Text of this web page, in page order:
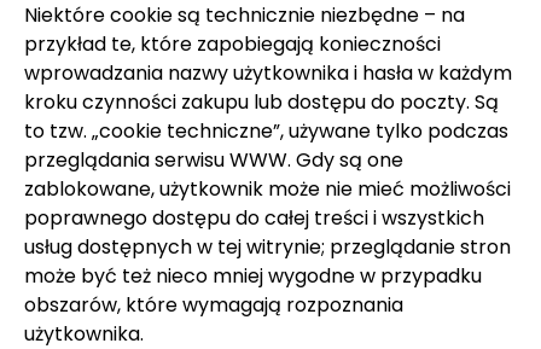
Niektóre cookie są technicznie niezbędne – na
przykład te, które zapobiegają konieczności
wprowadzania nazwy użytkownika i hasła w każdym
kroku czynności zakupu lub dostępu do poczty. Są
to tzw. „cookie techniczne”, używane tylko podczas
przeglądania serwisu WWW. Gdy są one
zablokowane, użytkownik może nie mieć możliwości
poprawnego dostępu do całej treści i wszystkich
usług dostępnych w tej witrynie; przeglądanie stron
może być też nieco mniej wygodne w przypadku
obszarów, które wymagają rozpoznania
użytkownika.